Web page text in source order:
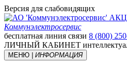
Версия для слабовидящих
Коммунэлектросервис
бесплатная линия связи 8 (800)
ЛИЧНЫЙ КАБИНЕТ
МЕНЮ | ИНФОРМАЦИЯ